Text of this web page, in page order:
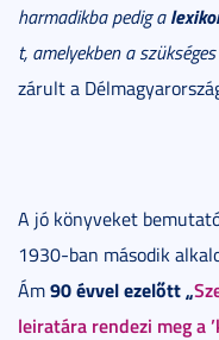
harmadikba pedig a
t, amelyekben a
zárult a
A jó könyveket
1930-ban második
Ám90 évvel ezelőtt „
leiratára rendezi meg a